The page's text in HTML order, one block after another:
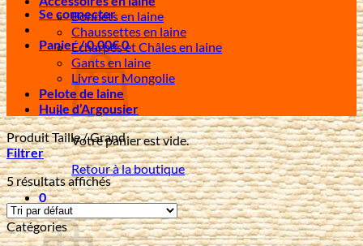
Se connecter
Panier /0,00€0
Votre panier est vide.
Retour à la boutique
0
Panier
Bonnets en laine
Chaussettes en laine
Écharpes et Châles en laine
Gants en laine
Livre sur Mongolie
Pelote de laine
Huile d’Argousier
Produit Taille/Grand
Filtrer
5 résultats affichés
Catégories